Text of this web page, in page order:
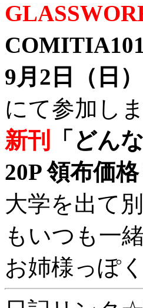
9月2日（日
にて参加し
新刊
「どん
20P 領布価
大学を出て
もいつも一
お姉様っぽ